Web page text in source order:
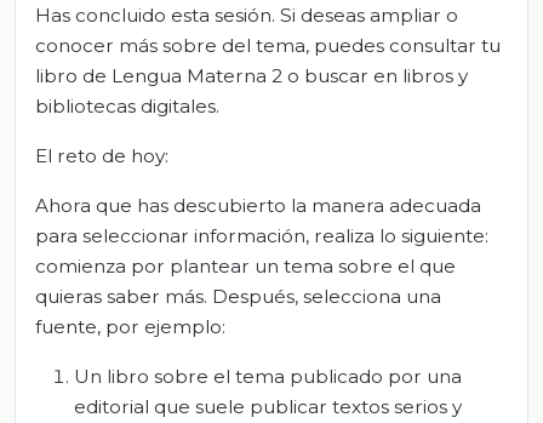
Has concluido esta sesión. Si deseas ampliar o
conocer más sobre del tema, puedes consultar tu
libro de Lengua Materna 2 o buscar en libros y
bibliotecas digitales.
El reto de hoy:
Ahora que has descubierto la manera adecuada
para seleccionar información, realiza lo siguiente:
comienza por plantear un tema sobre el que
quieras saber más. Después, selecciona una
fuente, por ejemplo:
Un libro sobre el tema publicado por una
editorial que suele publicar textos serios y